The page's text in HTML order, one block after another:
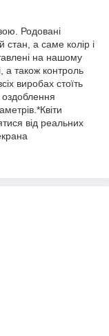
Родовані
стан, а саме колір і
на нашому
а також контроль
виробах стоїть
оздоблення
від реальних